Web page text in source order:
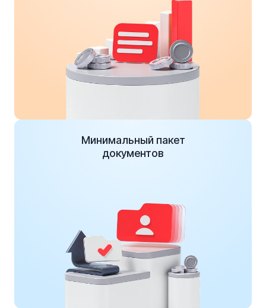
Минимальный пакет
документов